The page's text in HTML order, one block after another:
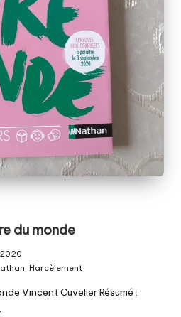
du monde
, Harcèlement
Vincent Cuvelier Résumé :